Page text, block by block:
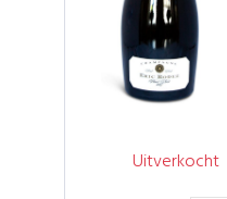
Uitverkocht